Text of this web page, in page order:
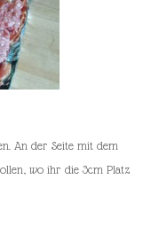
An der Seite mit dem
wo ihr die 3cm Platz